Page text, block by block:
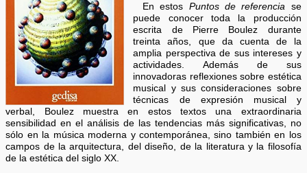
En estos Puntos de referencia se
puede conocer toda la producción
escrita de Pierre Boulez durante
treinta años, que da cuenta de la
amplia perspectiva de sus intereses y
actividades. Además de sus
innovadoras reflexiones sobre estética
musical y sus consideraciones sobre
técnicas de expresión musical y
verbal, Boulez muestra en estos textos una extraordinaria
sensibilidad en el análisis de las tendencias más significativas, no
sólo en la música moderna y contemporánea, sino también en los
campos de la arquitectura, del diseño, de la literatura y la filosofía
de la estética del siglo XX.